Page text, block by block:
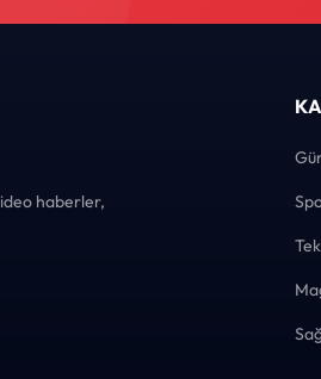
haberler,